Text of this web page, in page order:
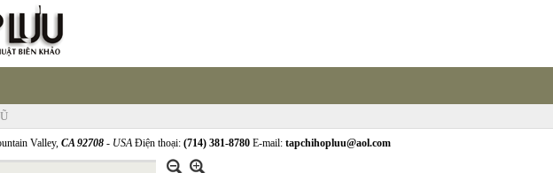
Valley, CA 92708 - USAĐiện thoại: (714) 381-8780 E-mail: tapchihopluu@aol.com